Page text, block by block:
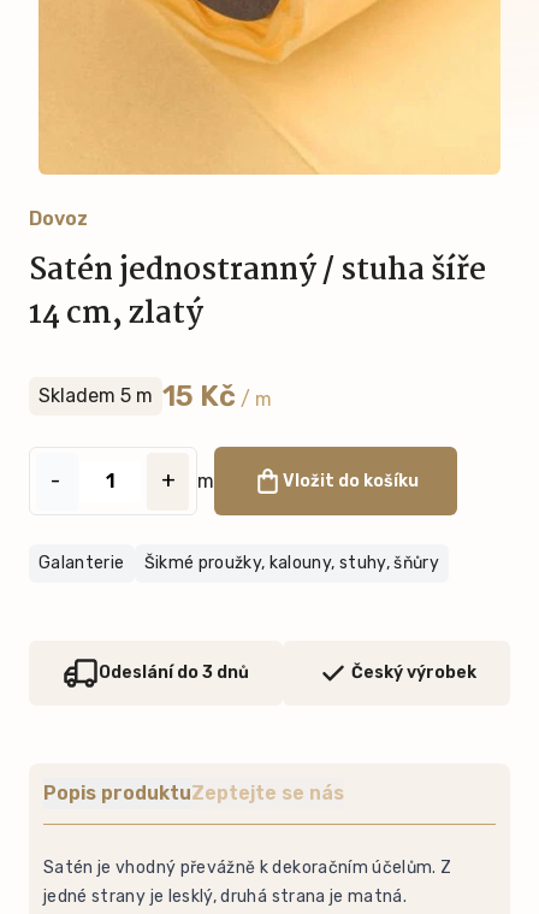
Satén jednostranný / stuha šíře
14 cm, zlatý
Dovoz
Skladem 5 m 15 Kč / m
- + m Vložit do košíku
Galanterie Šikmé proužky, kalouny, stuhy, šňůry
Odeslání do 3 dnů Český výrobek
Popis produktuZeptejte se nás
Satén je vhodný převážně k dekoračním účelům. Z
jedné strany je lesklý, druhá strana je matná.